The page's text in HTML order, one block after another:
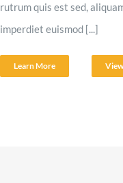
rutrum quis est sed,
imperdiet euismod [...]
Learn More